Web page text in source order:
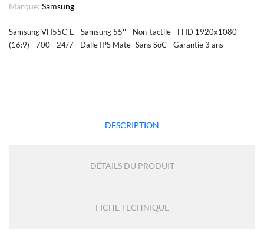
Marque: Samsung
Samsung VH55C-E - Samsung 55'' - Non-tactile - FHD 1920x1080
(16:9) - 700 - 24/7 - Dalle IPS Mate- Sans SoC - Garantie 3 ans
DESCRIPTION
DÉTAILS DU PRODUIT
FICHE TECHNIQUE